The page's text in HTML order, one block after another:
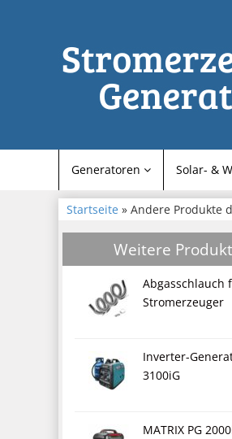
Generatoren Solar- &
Startseite » Andere Produkte
Weitere
Abgasschlauch
Stromerzeuger
Inverter-
3100iG
MATRIX PG